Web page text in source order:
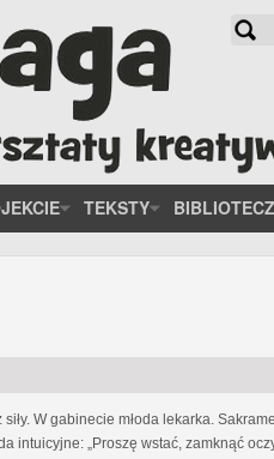
Szukaj
TEKSTY
W gabinecie młoda lekarka.
intuicyjne: „Proszę wstać, zamknąć